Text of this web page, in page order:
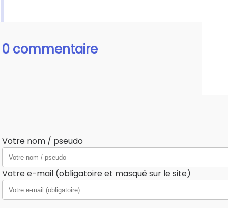
0 commentaire
Votre nom / pseudo
Votre e-mail (obligatoire et masqué sur le site)